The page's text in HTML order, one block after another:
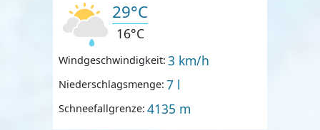
29°C
16°C
Windgeschwindigkeit: 3 km/h
Niederschlagsmenge: 7 l
Schneefallgrenze: 4135 m